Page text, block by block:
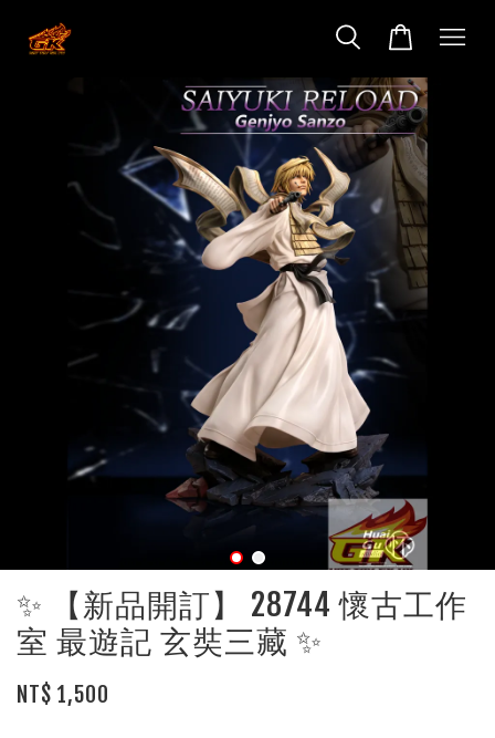
✨ 【新品開訂】 28744 懷古工作
室 最遊記 玄奘三藏 ✨
NT$ 1,500